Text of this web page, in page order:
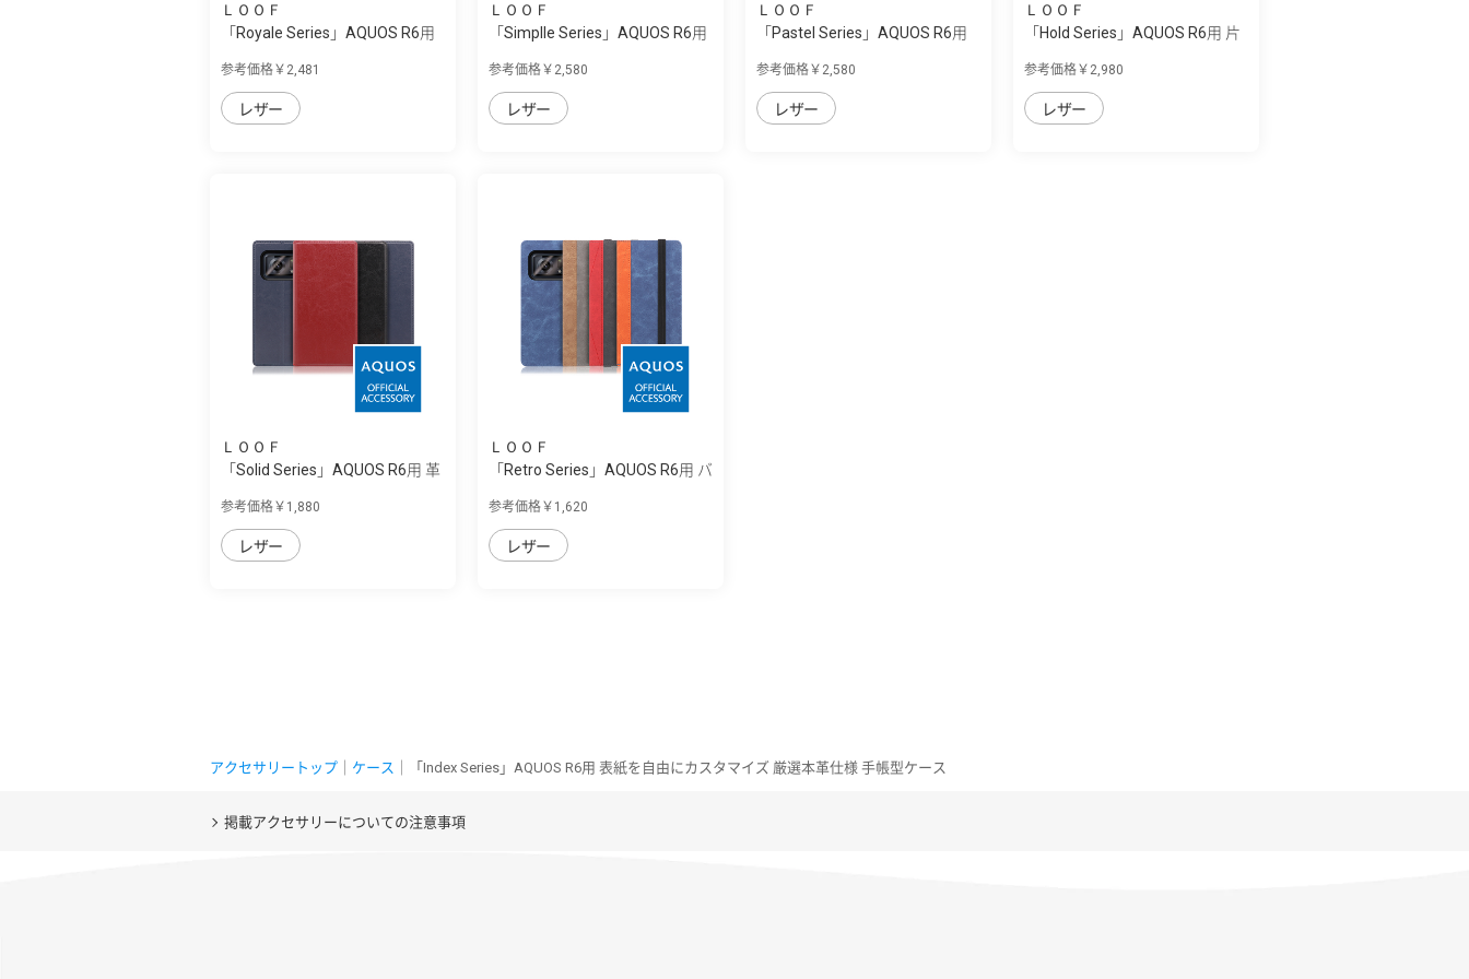
ＬＯＯＦ
「Royale Series」AQUOS R6用
参考価格￥2,481
レザー
ＬＯＯＦ
「Simplle Series」AQUOS R6用
参考価格￥2,580
レザー
ＬＯＯＦ
「Pastel Series」AQUOS R6用
参考価格￥2,580
レザー
ＬＯＯＦ
「Hold Series」AQUOS R6用 片
参考価格￥2,980
レザー
ＬＯＯＦ
「Solid Series」AQUOS R6用 革
参考価格￥1,880
レザー
ＬＯＯＦ
「Retro Series」AQUOS R6用 バ
参考価格￥1,620
レザー
アクセサリートップ ケース ｜「Index Series」AQUOS R6用 表紙を自由にカスタマイズ 厳選本革仕様 手帳型ケース
掲載アクセサリーについての注意事項